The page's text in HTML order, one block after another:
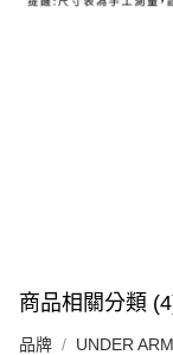
商品相關分類
品牌 UNDER